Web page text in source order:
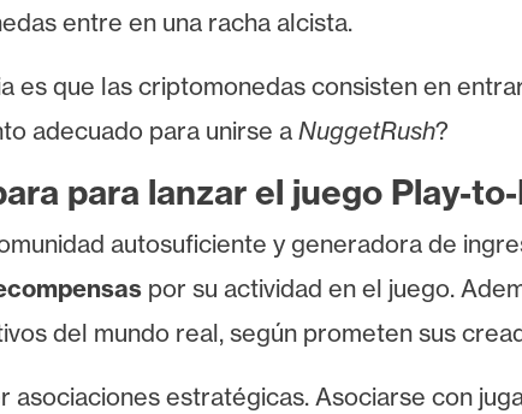
entre en una racha alcista.
es que las criptomonedas consisten en
adecuado para unirse a NuggetRush?
para lanzar el juego Play-
autosuficiente y generadora de
por su actividad en el juego.
del mundo real, según prometen sus
estratégicas. Asociarse con